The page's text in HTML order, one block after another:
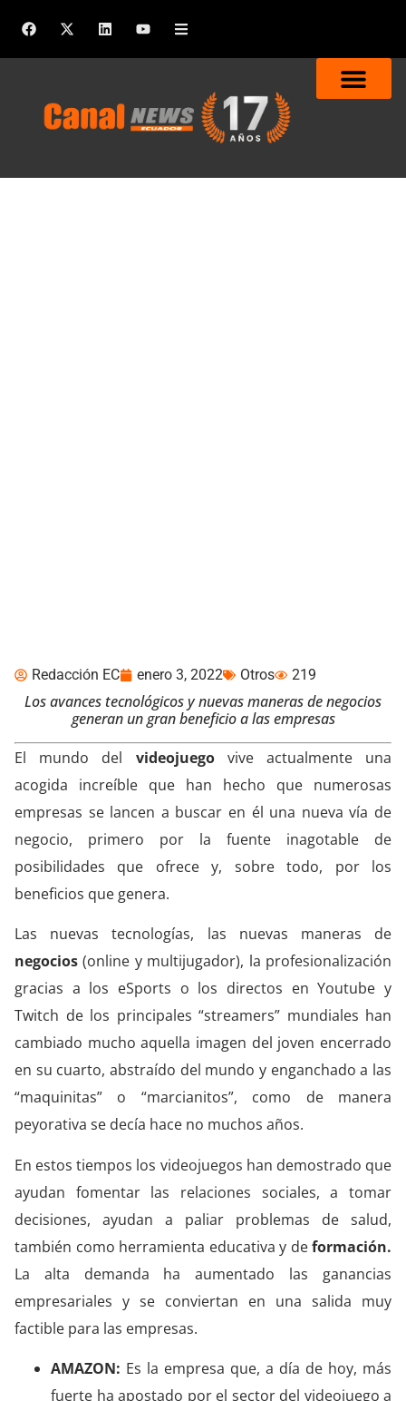
Redacción EC enero 3, 2022 Otros 219
Los avances tecnológicos y nuevas maneras de negocios
generan un gran beneficio a las empresas
El mundo del videojuegovive actualmente una
acogida increíble que han hecho que numerosas
empresas se lancen a buscar en él una nueva vía de
negocio, primero por la fuente inagotable de
posibilidades que ofrece y, sobre todo, por los
beneficios que genera.
Las nuevas tecnologías, las nuevas maneras de
negocios (online y multijugador), la profesionalización
gracias a los eSports o los directos en Youtube y
Twitch de los principales “streamers” mundiales han
cambiado mucho aquella imagen del joven encerrado
en su cuarto, abstraído del mundo y enganchado a las
“maquinitas” o “marcianitos”, como de manera
peyorativa se decía hace no muchos años.
En estos tiempos los videojuegos han demostrado que
ayudan fomentar las relaciones sociales, a tomar
decisiones, ayudan a paliar problemas de salud,
también como herramienta educativa y deformación.
La alta demanda ha aumentado las ganancias
empresariales y se conviertan en una salida muy
factible para las empresas.
AMAZON: Es la empresa que, a día de hoy, más
fuerte ha apostado por el sector del videojuego a